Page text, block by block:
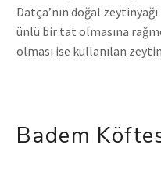
Datça’nın doğal
ünlü bir tat olmasına
olması ise kullanılan
Badem